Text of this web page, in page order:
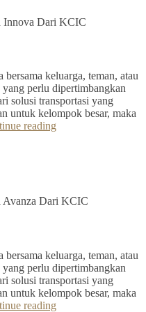
Innova Dari KCIC
bersama keluarga, teman, atau
perlu dipertimbangkan
solusi transportasi yang
untuk kelompok besar, maka
reading
Avanza Dari KCIC
bersama keluarga, teman, atau
perlu dipertimbangkan
solusi transportasi yang
untuk kelompok besar, maka
reading